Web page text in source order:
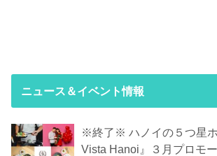
ニュース＆イベント情報
※終了※ ハノイの５つ星
Vista Hanoi』３月プロモ